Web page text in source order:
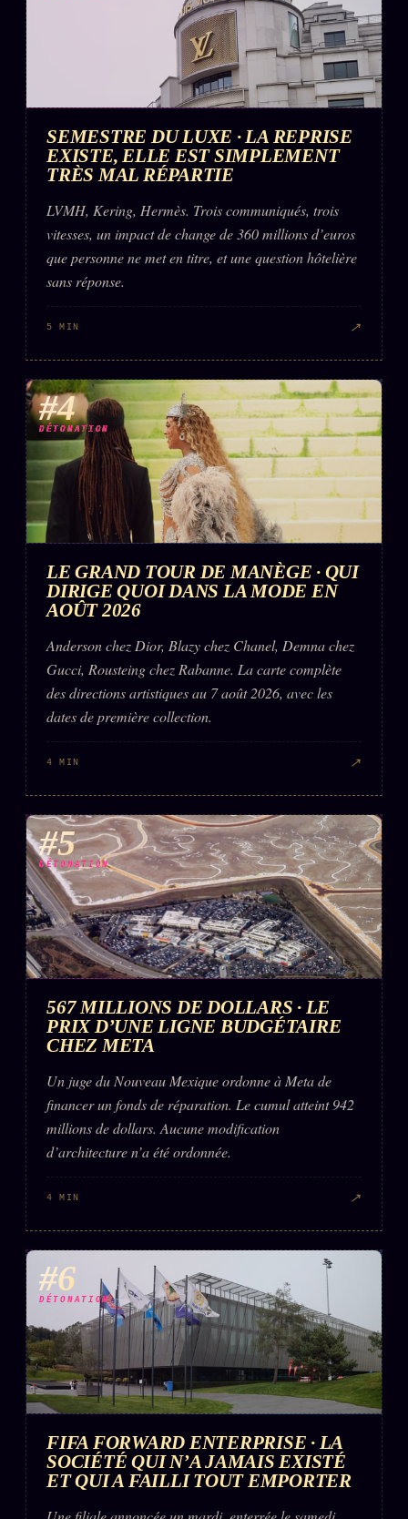
SEMESTRE DU LUXE · LA REPRISE
EXISTE, ELLE EST SIMPLEMENT
TRÈS MAL RÉPARTIE
LVMH, Kering, Hermès. Trois communiqués, trois
vitesses, un impact de change de 360 millions d’euros
que personne ne met en titre, et une question hôtelière
sans réponse.
5 MIN ↗
#4
DÉTONATION
LE GRAND TOUR DE MANÈGE · QUI
DIRIGE QUOI DANS LA MODE EN
AOÛT 2026
Anderson chez Dior, Blazy chez Chanel, Demna chez
Gucci, Rousteing chez Rabanne. La carte complète
des directions artistiques au 7 août 2026, avec les
dates de première collection.
4 MIN ↗
#5
DÉTONATION
567 MILLIONS DE DOLLARS · LE
PRIX D’UNE LIGNE BUDGÉTAIRE
CHEZ META
Un juge du Nouveau Mexique ordonne à Meta de
financer un fonds de réparation. Le cumul atteint 942
millions de dollars. Aucune modification
d’architecture n’a été ordonnée.
4 MIN ↗
#6
DÉTONATION
FIFA FORWARD ENTERPRISE · LA
SOCIÉTÉ QUI N’A JAMAIS EXISTÉ
ET QUI A FAILLI TOUT EMPORTER